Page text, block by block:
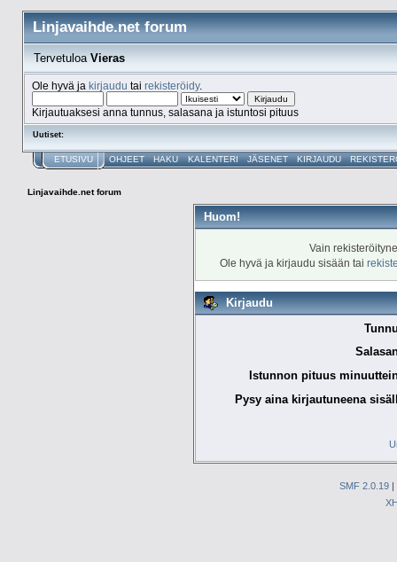
Linjavaihde.net forum
TervetuloaVieras
Ole hyvä ja kirjaudu tai rekisteröidy.
Kirjautuaksesi anna tunnus, salasana ja istuntosi pituus
Uutiset:
ETUSIVU OHJEET HAKU KALENTERI JÄSENET KIRJAUDU
Linjavaihde.net forum
Huom!
Vain
Ole hyvä ja kirjaudu sisään tai
Kirjaudu
Istunnon pituus
Pysy aina kirjautuneena
SMF 2.0.19